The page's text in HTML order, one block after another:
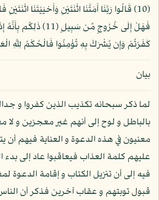
(10) قَالُوا رَبَّنَا أَمَتَّنَا اثْنَتَيْنِ وَأَحْيَيْتَنَا اثْنَتَيْنِ
فَهَلْ إِلَى خُرُوجٍ مِّن سَبِيلٍ
كَفَرْتُمْ وَإِن يُشْرَكْ بِهِ تُؤْمِنُوا فَالْحُكْمُ لِلَّهِ الْعَلِيِّ
بيان
لما ذكر سبحانه تكذيب الذين كفروا و
بالباطل و لوح إلى أنهم غير معجزين و
معنيون في هذه الدعوة و العناية فيهم أن
عليهم كلمة العذاب فيعاقبوا عاد إلى بدء
فيه إلى أن تنزيل الكتاب و إقامة الدعوة
قبول توبتهم و عقاب آخرين فذكر أن